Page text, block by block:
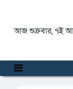
আজ শুক্রবার, ৭ই